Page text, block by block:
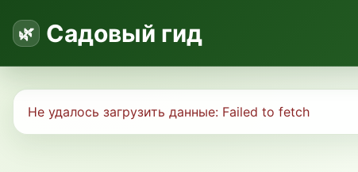
Садовый гид
Не удалось загрузить данные: Failed to fetch